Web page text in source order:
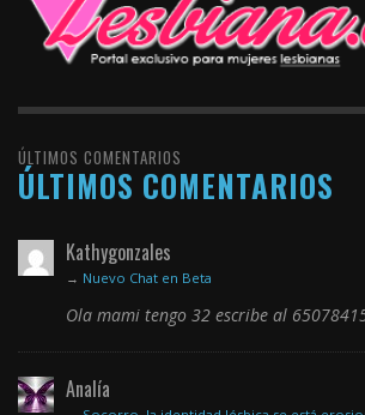
ÚLTIMOS COMENTARIOS
ÚLTIMOS COMENTARIOS
Kathygonzales
→ Nuevo Chat en Beta
Ola mami tengo 32 escribe al
Analía